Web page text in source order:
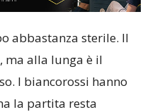
abbastanza sterile. Il
ma alla lunga è il
I biancorossi hanno